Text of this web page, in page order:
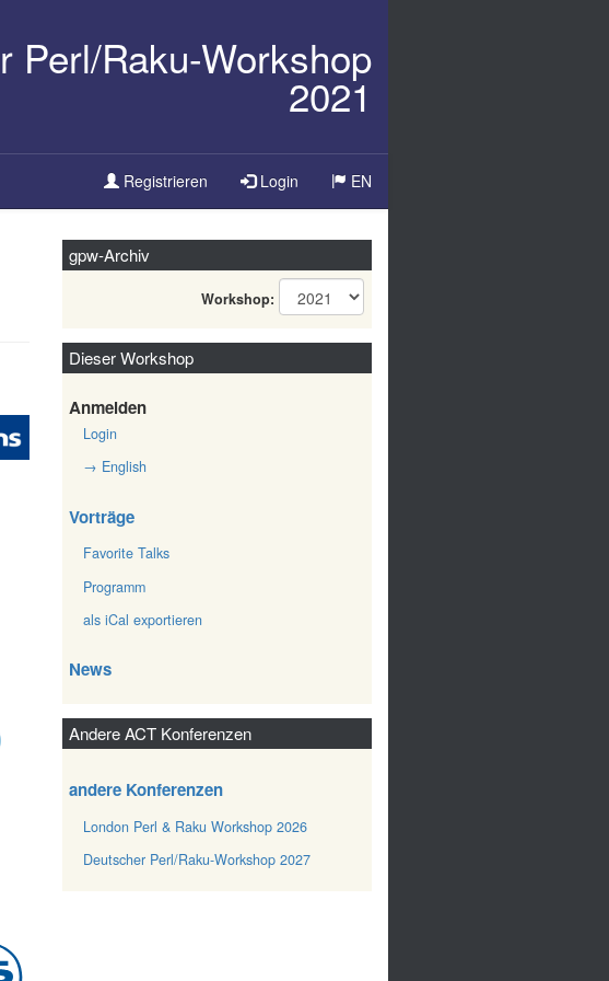
Perl/Raku-Workshop
2021
Registrieren Login
Sprache
EN
gpw-Archiv
Workshop:
Dieser Workshop
Anmelden
Login
→ English
Vorträge
Favorite Talks
Programm
als iCal exportieren
News
Andere ACT Konferenzen
andere Konferenzen
London Perl & Raku Workshop 2026
Deutscher Perl/Raku-Workshop 2027